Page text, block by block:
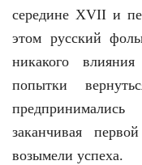
середине XVII и
этом русский
никакого
попытки
заканчивая
возымели успеха.